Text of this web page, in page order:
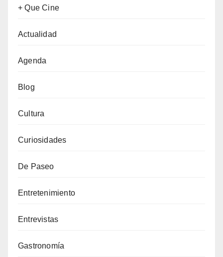
+ Que Cine
Actualidad
Agenda
Blog
Cultura
Curiosidades
De Paseo
Entretenimiento
Entrevistas
Gastronomía